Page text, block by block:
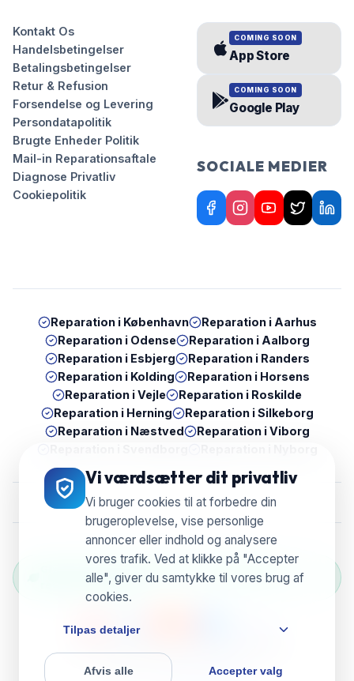
Vi værdsætter dit privatliv
Vi bruger cookies til at forbedre din
brugeroplevelse, vise personlige
annoncer eller indhold og analysere
vores trafik. Ved at klikke på "Accepter
alle", giver du samtykke til vores brug af
cookies.
Tilpas detaljer
Afvis alle Accepter valg
Kontakt Os
Handelsbetingelser
Betalingsbetingelser
Retur & Refusion
Forsendelse og Levering
Persondatapolitik
Brugte Enheder Politik
Mail-in Reparationsaftale
Diagnose Privatliv
Cookiepolitik
COMING SOON
App Store
COMING SOON
Google Play
SOCIALE MEDIER
Reparation i København Reparation i Aarhus
Reparation i Odense Reparation i Aalborg
Reparation i Esbjerg Reparation i Randers
Reparation i Kolding Reparation i Horsens
Reparation iVejle Reparation i Roskilde
Reparation i Herning Reparation i Silkeborg
Reparation i Næstved Reparation i Viborg
Grøn Reparation Selection — Vi genbruger &
reducerer e-waste
Powered by ServixerSpace